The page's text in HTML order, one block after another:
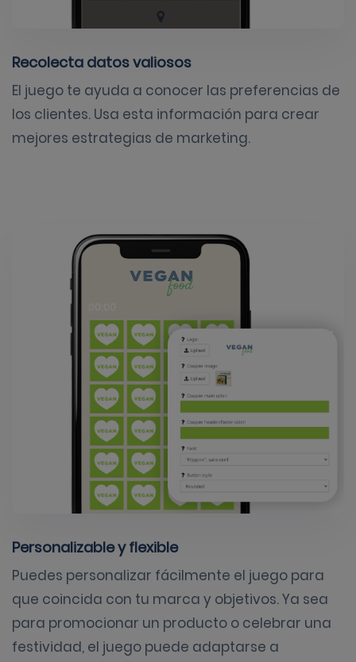
Recolecta datos valiosos
El juego te ayuda a conocer las preferencias de
los clientes. Usa esta información para crear
mejores estrategias de marketing.
Personalizable y flexible
Puedes personalizar fácilmente el juego para
que coincida con tu marca y objetivos. Ya sea
para promocionar un producto o celebrar una
festividad, el juego puede adaptarse a